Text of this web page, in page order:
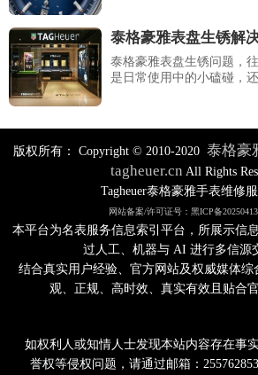
泰格豪雅表盘生锈解
泰格豪雅表盘生锈问题，
是日常使用中的小磕碰，
版权所有： Copyright © 2010-2020 泰格豪
tagheuer.cn All Rights
Tagheuer泰格豪雅手表维修
网站备案/许可证号：黑ICP备
本平台为名表服务信息索引平台，所展示信
过人工、机器与 AI 进行多信源
结合真实用户经验、官方网站及权威媒体综
观、正规、高时效、真实有效且贴合
如权利人或知情人士发现本站内容存在事
誉权等侵权问题，请通过邮箱：